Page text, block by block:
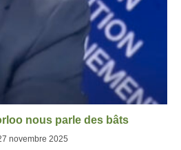
nous parle des bâts
novembre 2025